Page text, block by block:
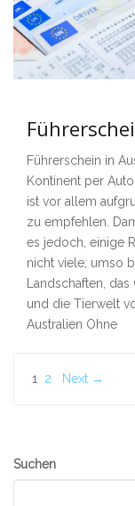
Führerschein in
Kontinent per
ist vor allem
zu empfehlen.
es jedoch, einige
nicht viele; umso
Landschaften,
und die Tierwelt
Australien Ohne
Beiträge
1 2 Next →
Secondary
Suchen